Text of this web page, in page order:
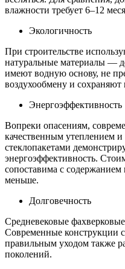
влажности требует 6–12
Экологичность
При строительстве
натуральные материалы —
имеют водную основу, не
воздухообмену и
Энергоэффективность
Вопреки опасениям,
качественным утеплением
стеклопакетами
энергоэффективность.
сопоставима с
меньше.
Долговечность
Средневековые
Современные конструкции
правильным уходом также
поколений.